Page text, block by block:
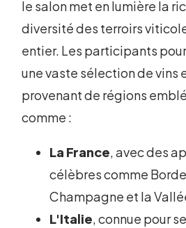
le salon met en lumière la
diversité des terroirs
entier. Les participants
une vaste sélection de vins
provenant de régions
comme :
La France, avec des
célèbres comme
Champagne et la
L'Italie, connue pour